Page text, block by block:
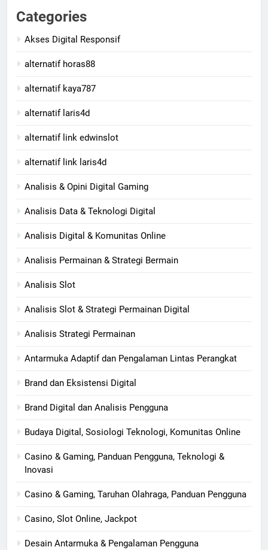
Categories
Akses Digital Responsif
alternatif horas88
alternatif kaya787
alternatif laris4d
alternatif link edwinslot
alternatif link laris4d
Analisis & Opini Digital Gaming
Analisis Data & Teknologi Digital
Analisis Digital & Komunitas Online
Analisis Permainan & Strategi Bermain
Analisis Slot
Analisis Slot & Strategi Permainan Digital
Analisis Strategi Permainan
Antarmuka Adaptif dan Pengalaman Lintas Perangkat
Brand dan Eksistensi Digital
Brand Digital dan Analisis Pengguna
Budaya Digital, Sosiologi Teknologi, Komunitas Online
Casino & Gaming, Panduan Pengguna, Teknologi &
Inovasi
Casino & Gaming, Taruhan Olahraga, Panduan Pengguna
Casino, Slot Online, Jackpot
Desain Antarmuka & Pengalaman Pengguna